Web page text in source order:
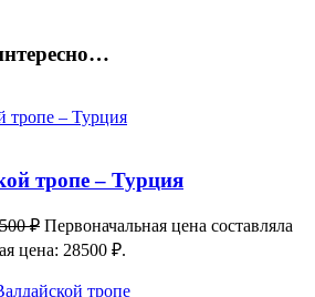
тропе – Турция
₽ Первоначальная цена составляла
цена: 28500 ₽.